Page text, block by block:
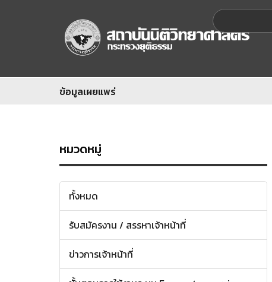
ข้อมูลเผยแพร่
หมวดหมู่
ทั้งหมด
รับสมัครงาน / สรรหาเจ้าหน้าที่
ข่าวการเจ้าหน้าที่